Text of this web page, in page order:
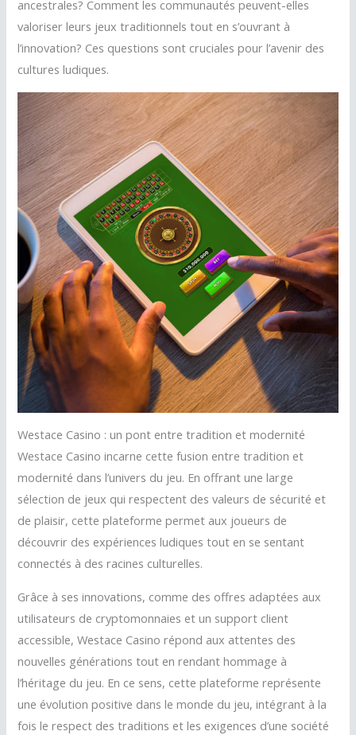
ancestrales? Comment les communautés peuvent-elles
valoriser leurs jeux traditionnels tout en s’ouvrant à
l’innovation? Ces questions sont cruciales pour l’avenir des
cultures ludiques.
Westace Casino : un pont entre tradition et modernité
Westace Casino incarne cette fusion entre tradition et
modernité dans l’univers du jeu. En offrant une large
sélection de jeux qui respectent des valeurs de sécurité et
de plaisir, cette plateforme permet aux joueurs de
découvrir des expériences ludiques tout en se sentant
connectés à des racines culturelles.
Grâce à ses innovations, comme des offres adaptées aux
utilisateurs de cryptomonnaies et un support client
accessible, Westace Casino répond aux attentes des
nouvelles générations tout en rendant hommage à
l’héritage du jeu. En ce sens, cette plateforme représente
une évolution positive dans le monde du jeu, intégrant à la
fois le respect des traditions et les exigences d’une société